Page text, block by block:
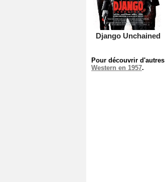
Django Unchained
Pour découvrir
Western en 1957.